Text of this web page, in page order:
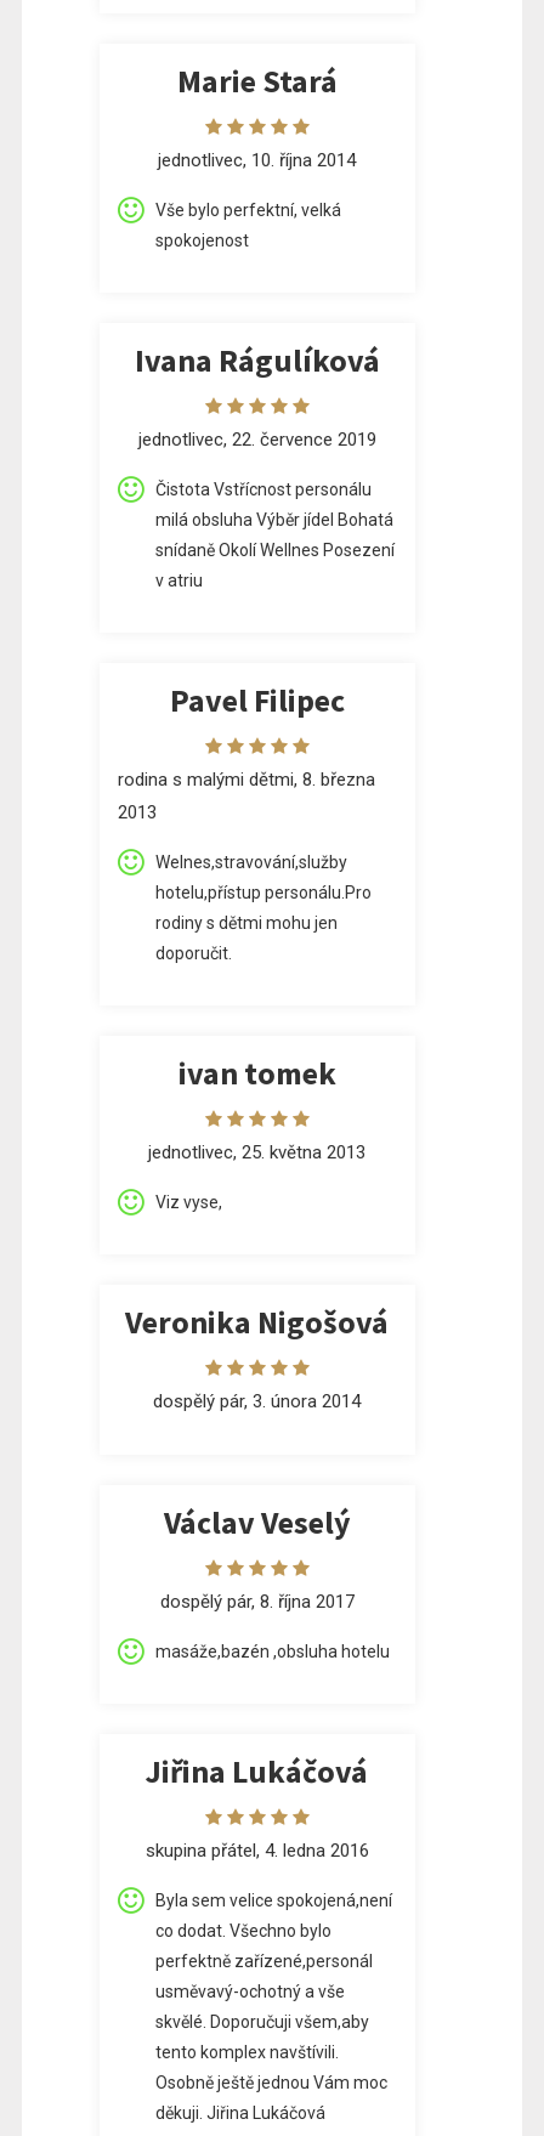
Marie Stará
jednotlivec, 10. října 2014
Vše bylo perfektní, velká
spokojenost
Ivana Rágulíková
jednotlivec, 22. července 2019
Čistota Vstřícnost personálu
milá obsluha Výběr jídel Bohatá
snídaně Okolí Wellnes Posezení
v atriu
Pavel Filipec
rodina s malými dětmi, 8. března
2013
Welnes,stravování,služby
hotelu,přístup personálu.Pro
rodiny s dětmi mohu jen
doporučit.
ivan tomek
jednotlivec, 25. května 2013
Viz vyse,
Veronika Nigošová
dospělý pár, 3. února 2014
Václav Veselý
dospělý pár, 8. října 2017
masáže,bazén ,obsluha hotelu
Jiřina Lukáčová
skupina přátel, 4. ledna 2016
Byla sem velice spokojená,není
co dodat. Všechno bylo
perfektně zařízené,personál
usměvavý-ochotný a vše
skvělé. Doporučuji všem,aby
tento komplex navštívili.
Osobně ještě jednou Vám moc
děkuji. Jiřina Lukáčová